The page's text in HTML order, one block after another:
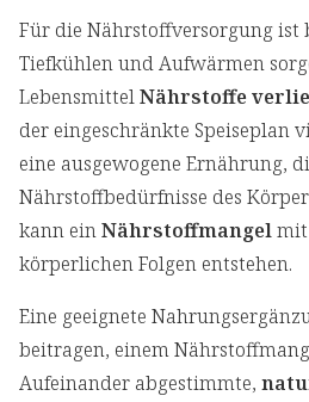
Für die Nährstoffversorgung ist
Tiefkühlen und Aufwärmen
LebensmittelNährstoffe
der eingeschränkte Speiseplan
eine ausgewogene Ernährung,
Nährstoffbedürfnisse des
kann einNährstoffmangel
körperlichen Folgen entstehen.
Eine geeignete
beitragen, einem
Aufeinander abgestimmte,